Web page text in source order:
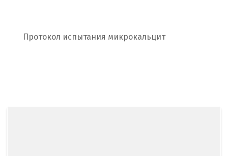
Протокол испытания микрокальцит